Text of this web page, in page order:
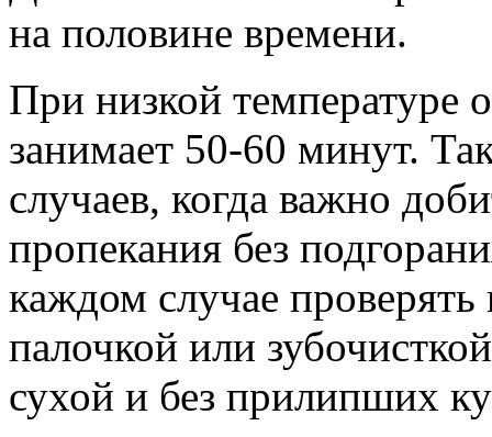
на половине времени.
При низкой температуре
занимает 50-60 минут.
случаев, когда важно
пропекания без
каждом случае проверять
палочкой или
сухой и без прилипших